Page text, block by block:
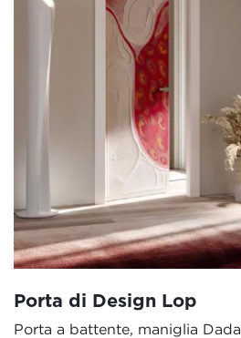
Porta di Design Lop
Porta a battente, maniglia Dada